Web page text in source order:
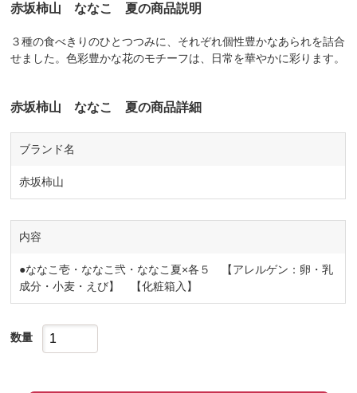
赤坂柿山 ななこ 夏の商品説明
３種の食べきりのひとつつみに、それぞれ個性豊かなあられを詰合
せました。色彩豊かな花のモチーフは、日常を華やかに彩ります。
赤坂柿山 ななこ 夏の商品詳細
ブランド名
赤坂柿山
内容
●ななこ壱・ななこ弐・ななこ夏×各５ 【アレルゲン：卵・乳
成分・小麦・えび】 【化粧箱入】
数量